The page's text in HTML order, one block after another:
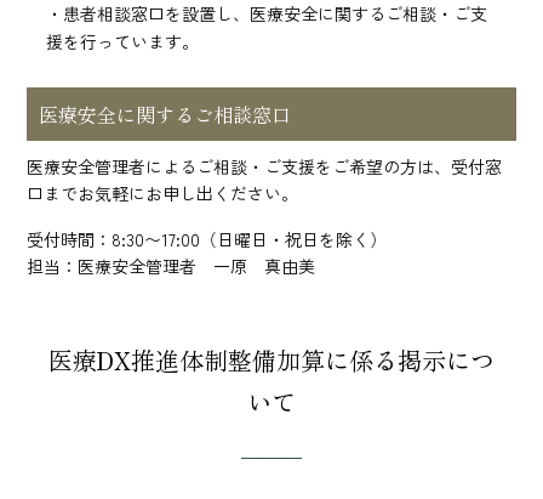
・患者相談窓口を設置し、医療安全に関するご相談・ご支
援を行っています。
医療安全に関するご相談窓口
医療安全管理者によるご相談・ご支援をご希望の方は、受付窓
口までお気軽にお申し出ください。
受付時間：8:30〜17:00（日曜日・祝日を除く）
担当：医療安全管理者 一原 真由美
医療DX推進体制整備加算に係る掲示につ
いて